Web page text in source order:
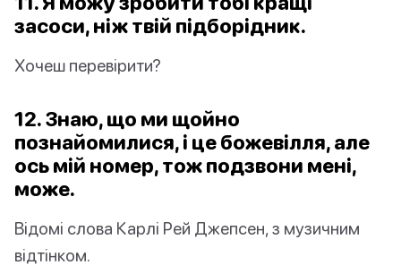
засоси, ніж твій підборідник.
Хочеш перевірити?
12. Знаю, що ми щойно
познайомилися, і це божевілля, але
ось мій номер, тож подзвони мені,
може.
Відомі слова Карлі Рей Джепсен, з музичним
відтінком.